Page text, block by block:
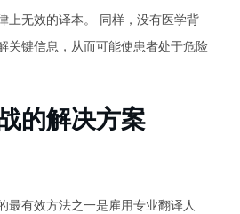
上无效的译本。 同样，没有医学背
关键信息，从而可能使患者处于危险
的解决方案
最有效方法之一是雇用专业翻译人